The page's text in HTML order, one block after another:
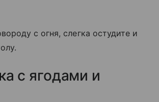
с огня, слегка остудите и
с ягодами и